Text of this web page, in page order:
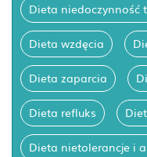
Dieta niedoczynność
Dieta wzdęcia
Dieta zaparcia
Dieta refluks
Dieta nietolerancje i